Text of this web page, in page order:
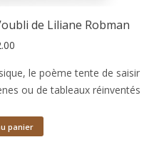
de Liliane Robman
le poème tente de saisir
ou de tableaux réinventés
panier